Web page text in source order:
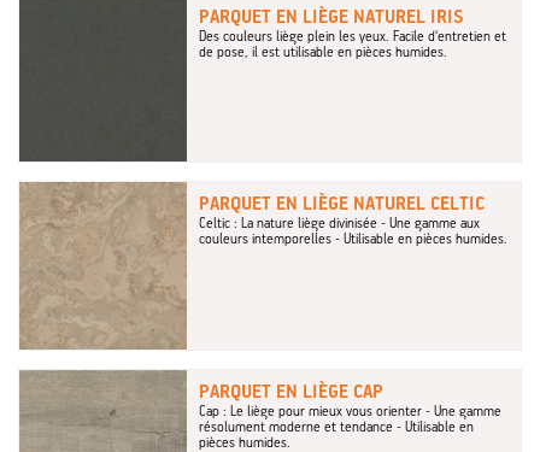
PARQUET EN LIÈGE NATUREL IRIS
Des couleurs liège plein les yeux. Facile d'entretien et
de pose, il est utilisable en pièces humides.
PARQUET EN LIÈGE NATUREL CELTIC
Celtic : La nature liège divinisée - Une gamme aux
couleurs intemporelles - Utilisable en pièces humides.
PARQUET EN LIÈGE CAP
Cap : Le liège pour mieux vous orienter - Une gamme
résolument moderne et tendance - Utilisable en
pièces humides.